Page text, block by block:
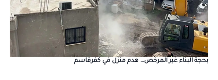
بحجة البناء غير المرخص… هدم منزل في كفرقاسم